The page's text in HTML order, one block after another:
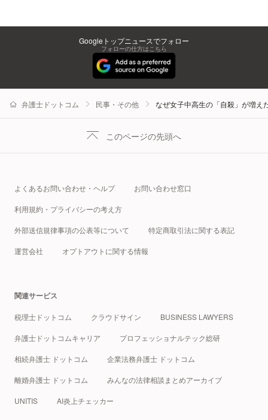
Googleトップニュースでフォロー
フォローの仕方はこちら
弁護士ドットコム 民事・その他 なぜ女子中高生の「自殺」が増え
このページの先頭へ
よくあるお問い合わせ・ヘルプ お問い合わせ窓口
利用規約・プライバシーの考え方
外部送信規律事項の公表等について 特定商取引法に関する表記
運営会社 オプトアウトに関する情報
関連サービス
税理士ドットコム クラウドサイン BUSINESS LAWYERS
弁護士ドットコムキャリア プロフェッショナルテック総研
相続弁護士 ドットコム 企業法務弁護士 ドットコム
離婚弁護士 ドットコム みんなの法律相談まとめアーカイブ
UNITIS AI炎上チェッカー